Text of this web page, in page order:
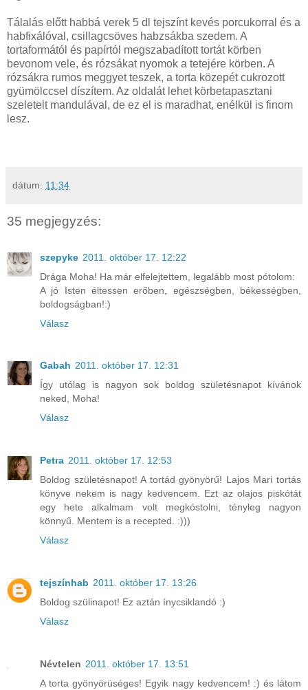
Tálalás előtt habbá verek 5 dl tejszínt kevés porcukorral és a
habfixálóval, csillagcsöves habzsákba szedem. A
tortaformától és papírtól megszabadított tortát körben
bevonom vele, és rózsákat nyomok a tetejére körben. A
rózsákra rumos meggyet teszek, a torta közepét cukrozott
gyümölccsel díszítem. Az oldalát lehet körbetapasztani
szeletelt mandulával, de ez el is maradhat, enélkül is finom
lesz.
dátum: 11:34
35 megjegyzés:
szepyke 2011. október 17. 12:22
Drága Moha! Ha már elfelejtettem, legalább most pótolom:
A jó Isten éltessen erőben, egészségben, békességben,
boldogságban!:)
Válasz
Gabah 2011. október 17. 12:31
Így utólag is nagyon sok boldog születésnapot kívánok
neked, Moha!
Válasz
Petra 2011. október 17. 12:53
Boldog születésnapot! A tortád gyönyörű! Lajos Mari tortás
könyve nekem is nagy kedvencem. Ezt az olajos piskótát
egy hete alkalmam volt megkóstolni, tényleg nagyon
könnyű. Mentem is a recepted. :)))
Válasz
tejszínhab 2011. október 17. 13:26
Boldog szülinapot! Ez aztán ínycsiklandó :)
Válasz
Névtelen 2011. október 17. 13:51
A torta gyönyörüséges! Egyik nagy kedvencem! :) és látom